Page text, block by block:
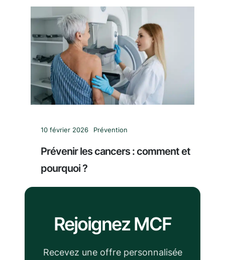
10 février 2026 Prévention
Prévenir les cancers : comment et
pourquoi ?
Rejoignez MCF
Recevez une offre personnalisée